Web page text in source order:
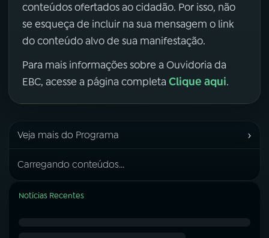
conteúdos ofertados ao cidadão. Por isso, não
se esqueça de incluir na sua mensagem o link
do conteúdo alvo de sua manifestação.
Para mais informações sobre a Ouvidoria da
EBC, acesse a página completa Clique aqui.
Veja mais do Programa ›
Carregando conteúdos...
Notícias Recentes